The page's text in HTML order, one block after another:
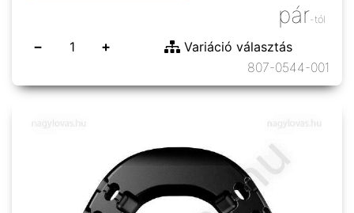
pár-tól
− +
Variáció választás
807-0544-001